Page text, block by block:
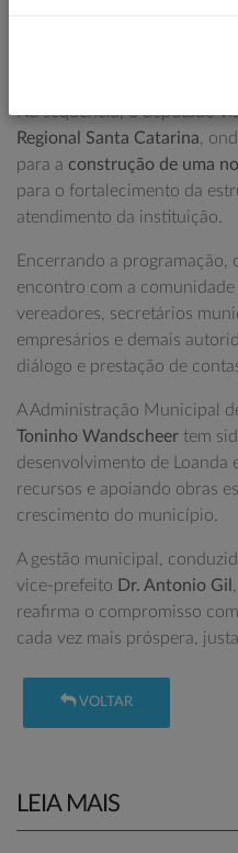
desenvolvimento da zona
Na sequência, o deputado
Regional Santa Catarina ,
para a construção de uma
para o fortalecimento da
atendimento da instituição.
Encerrando a
encontro com a
vereadores, secretários
empresários e demais
diálogo e prestação de
A Administração Municipal
Toninho Wandscheer tem
desenvolvimento de Loanda
recursos e apoiando obras
crescimento do município.
A gestão municipal,
vice-prefeito Dr. Antonio Gil
reafirma o compromisso
cada vez mais próspera,
VOLTAR
LEIA MAIS